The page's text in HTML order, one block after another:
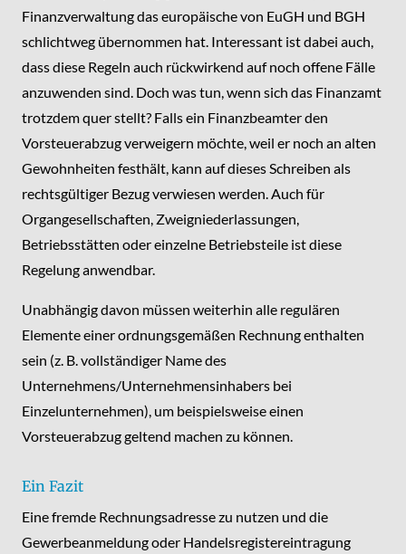
Finanzverwaltung das europäische von EuGH und BGH
schlichtweg übernommen hat. Interessant ist dabei auch,
dass diese Regeln auch rückwirkend auf noch offene Fälle
anzuwenden sind. Doch was tun, wenn sich das Finanzamt
trotzdem quer stellt? Falls ein Finanzbeamter den
Vorsteuerabzug verweigern möchte, weil er noch an alten
Gewohnheiten festhält, kann auf dieses Schreiben als
rechtsgültiger Bezug verwiesen werden. Auch für
Organgesellschaften, Zweigniederlassungen,
Betriebsstätten oder einzelne Betriebsteile ist diese
Regelung anwendbar.
Unabhängig davon müssen weiterhin alle regulären
Elemente einer ordnungsgemäßen Rechnung enthalten
sein (z. B. vollständiger Name des
Unternehmens/Unternehmensinhabers bei
Einzelunternehmen), um beispielsweise einen
Vorsteuerabzug geltend machen zu können.
Ein Fazit
Eine fremde Rechnungsadresse zu nutzen und die
Gewerbeanmeldung oder Handelsregistereintragung